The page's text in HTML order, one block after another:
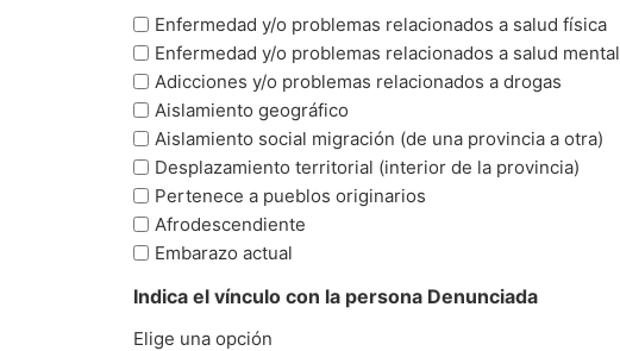
Enfermedad y/o problemas relacionados a salud física
Enfermedad y/o problemas relacionados a salud mental
Adicciones y/o problemas relacionados a drogas
Aislamiento geográfico
Aislamiento social migración (de una provincia a otra)
Desplazamiento territorial (interior de la provincia)
Pertenece a pueblos originarios
Afrodescendiente
Embarazo actual
Indica el vínculo con la persona Denunciada
Elige una opción